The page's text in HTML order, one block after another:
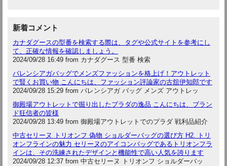
新着コメント
カナダグースの型番を検索する際は、タグや公式サイトを参考にし
て、正確な情報を確認しましょう。
2024/09/28 16:49 from カナダグース 型番 検索
バレンシアガバッグでメンズファッションを格上げ！アウトレット
で賢くお買い物 こんにちは、ファッション評論家の古舘伊知郎です
2024/09/28 15:29 from バレンシアガ バッグ メンズ アウトレッ
御殿場アウトレットで掘り出したプラダの逸品 こんにちは、ブラン
ド狂信者の皆様
2024/09/28 13:49 from 御殿場アウトレットでのプラダ 戦利品紹介
中古セリーヌ トリオンフ 偽物 ショルダーバッグの選び方 H2. トリ
オンフラインの魅力 セリーヌのアイコンバッグであるトリオンフラ
インは、その洗練されたデザインと機能性で高い人気を誇ります
2024/09/28 12:37 from 中古セリーヌ トリオンフ ショルダーバッ